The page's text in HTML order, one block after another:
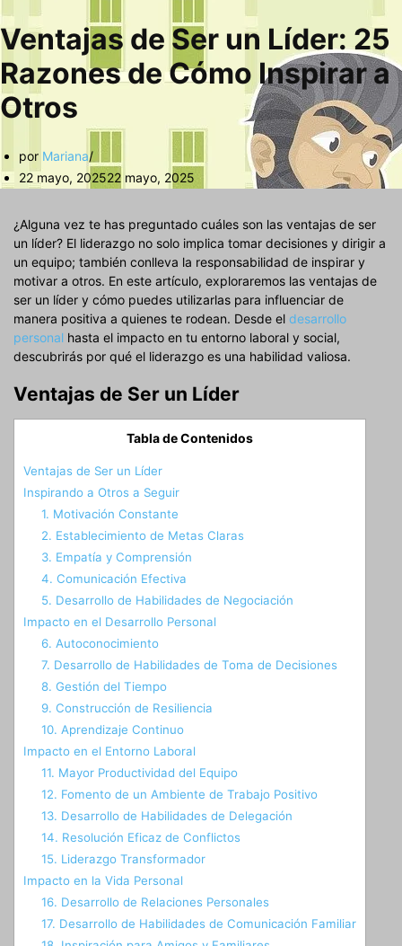
Ventajas de Ser un Líder: 25
Razones de Cómo Inspirar a
Otros
por Mariana
22 mayo, 202522 mayo, 2025
¿Alguna vez te has preguntado cuáles son las ventajas de ser
un líder? El liderazgo no solo implica tomar decisiones y dirigir a
un equipo; también conlleva la responsabilidad de inspirar y
motivar a otros. En este artículo, exploraremos las ventajas de
ser un líder y cómo puedes utilizarlas para influenciar de
manera positiva a quienes te rodean. Desde el desarrollo
personal hasta el impacto en tu entorno laboral y social,
descubrirás por qué el liderazgo es una habilidad valiosa.
Ventajas de Ser un Líder
Tabla de Contenidos
Ventajas de Ser un Líder
Inspirando a Otros a Seguir
1. Motivación Constante
2. Establecimiento de Metas Claras
3. Empatía y Comprensión
4. Comunicación Efectiva
5. Desarrollo de Habilidades de Negociación
Impacto en el Desarrollo Personal
6. Autoconocimiento
7. Desarrollo de Habilidades de Toma de Decisiones
8. Gestión del Tiempo
9. Construcción de Resiliencia
10. Aprendizaje Continuo
Impacto en el Entorno Laboral
11. Mayor Productividad del Equipo
12. Fomento de un Ambiente de Trabajo Positivo
13. Desarrollo de Habilidades de Delegación
14. Resolución Eficaz de Conflictos
15. Liderazgo Transformador
Impacto en la Vida Personal
16. Desarrollo de Relaciones Personales
17. Desarrollo de Habilidades de Comunicación Familiar